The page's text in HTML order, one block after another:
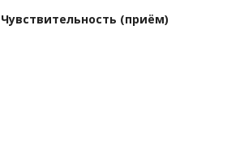
Чувствительность (приём)